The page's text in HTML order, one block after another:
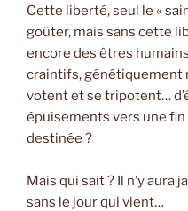
Cette liberté, seul le «
goûter, mais sans cette
encore des êtres
craintifs, génétiquement
votent et se tripotent…
épuisements vers une
destinée ?
Mais qui sait ? Il n’y aura
sans le jour qui vient…